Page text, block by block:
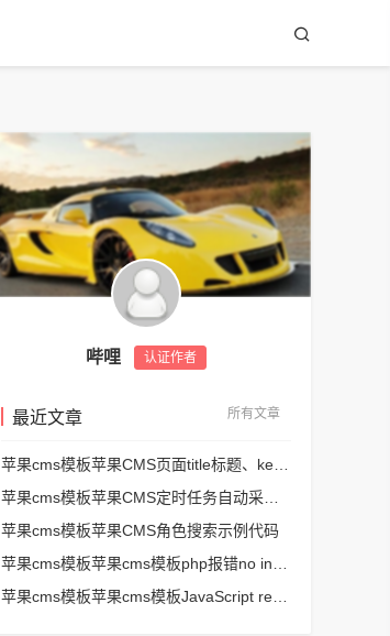
哔哩 认证作者
最近文章 所有文章
苹果cms模板苹果CMS角色搜索示例代码